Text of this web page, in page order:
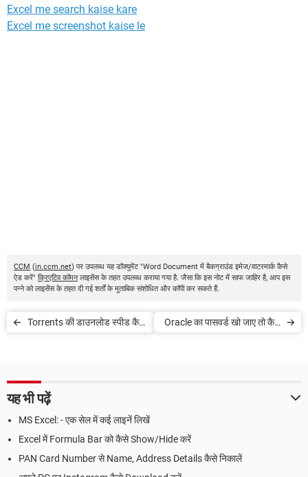
Excel me search kaise kare
Excel me screenshot kaise le
CCM (in.ccm.net) पर उपलब्ध यह डॉक्युमेंट "Word Document में बैकग्राउंड इमेज/वाटरमार्क कैसे
ऐड करें" क्रिएटिव कॉमनलाइसेंस के तहत उपलब्ध कराया गया है. जैसा कि इस नोट में साफ जाहिर है, आप इस
पन्ने को लाइसेंस के तहत दी गई शर्तों के मुताबिक संशोधित और कॉपी कर सकते हैं.
Torrents की डाउनलोड स्पीड कैसे
Oracle का पासवर्ड खो जाए तो कैसे
यह भी पढ़ें
MS Excel: - एक सेल में कई लाइनें लिखें
Excel में Formula Bar को कैसे Show/Hide करें
PAN Card Number से Name, Address Details कैसे निकालें